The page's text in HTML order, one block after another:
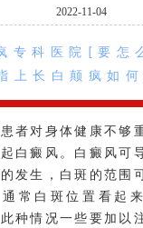
2022-11-04
专科医院[要怎
上长白颠疯如何
者对身体健康不够
白癜风。白癜风可
发生，白斑的范围
通常白斑位置看起
种情况一些要加以